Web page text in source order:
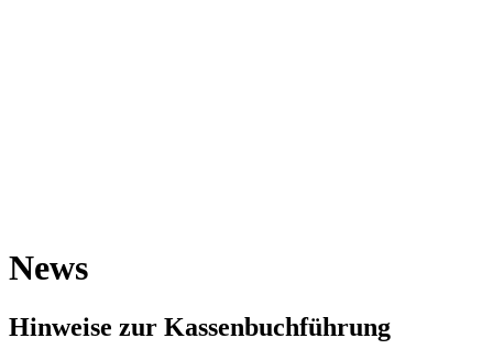
News
Hinweise zur Kassenbuchführung